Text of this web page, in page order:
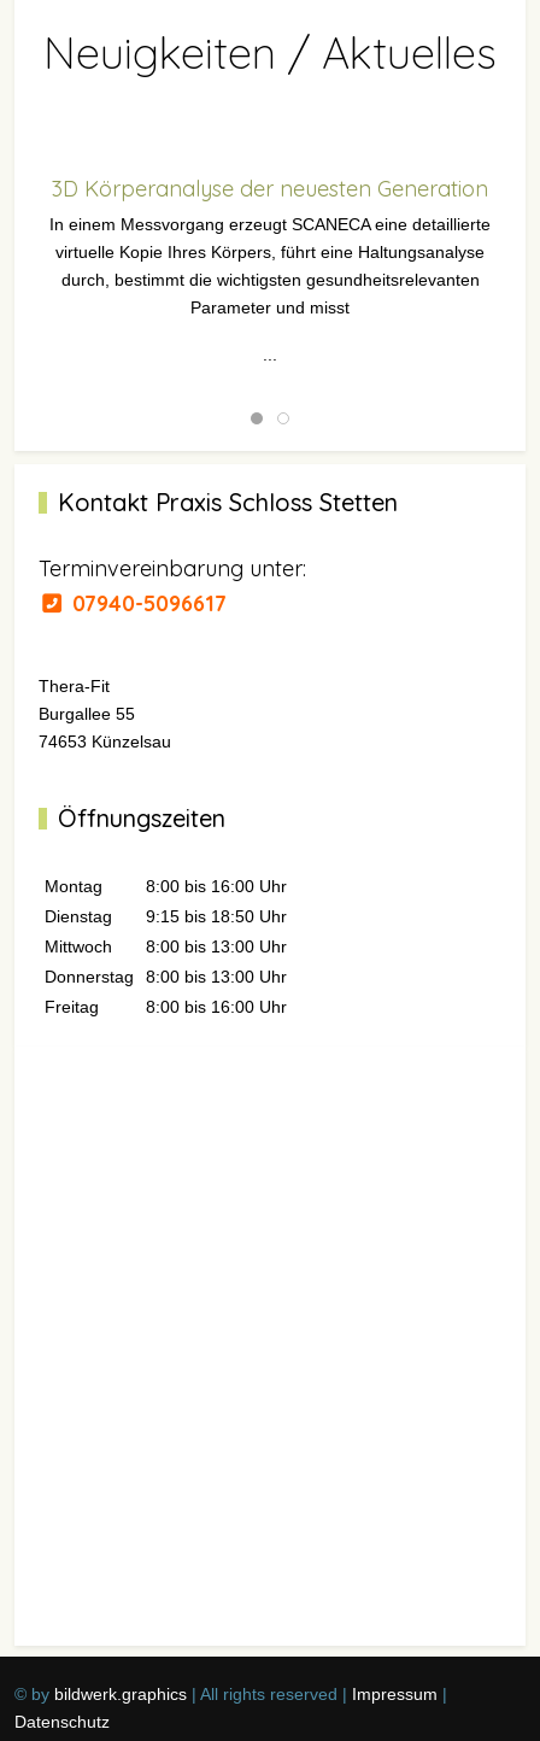
Neuigkeiten / Aktuelles
3D Körperanalyse der neuesten Generation
In einem Messvorgang erzeugt SCANECA eine detaillierte
virtuelle Kopie Ihres Körpers, führt eine Haltungsanalyse
durch, bestimmt die wichtigsten gesundheitsrelevanten
Parameter und misst
Kontakt Praxis Schloss Stetten
Terminvereinbarung unter:
07940-5096617
Thera-Fit
Burgallee 55
74653 Künzelsau
Öffnungszeiten
Montag
8:00 bis 16:00 Uhr
Dienstag
9:15 bis 18:50 Uhr
Mittwoch
8:00 bis 13:00 Uhr
Donnerstag
8:00 bis 13:00 Uhr
Freitag
8:00 bis 16:00 Uhr
© by bildwerk.graphics | All rights reserved | Impressum |
Datenschutz